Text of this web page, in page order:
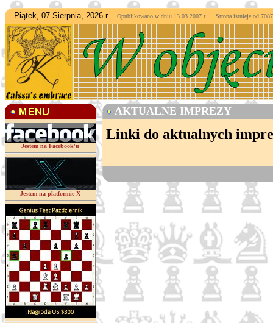
Piątek, 07 Sierpnia, 2026 r. Opublikowano w dniu 13.03.2007 r. Strona istnieje od
Jestem na Facebook'u
Jestem na platformie X
AKTUALNE IMPREZY
Linki do aktualnych